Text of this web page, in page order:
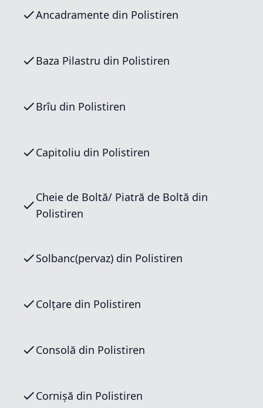
Ancadramente din Polistiren
Baza Pilastru din Polistiren
Brîu din Polistiren
Capitoliu din Polistiren
Cheie de Boltă/ Piatră de Boltă din
Polistiren
Solbanc(pervaz) din Polistiren
Colțare din Polistiren
Consolă din Polistiren
Cornișă din Polistiren